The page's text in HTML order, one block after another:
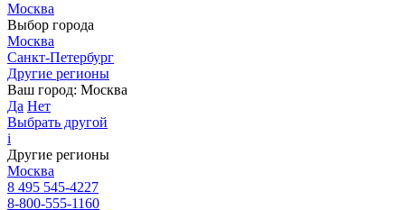
Москва
Выбор города
Москва
Санкт-Петербург
Другие регионы
Ваш город: Москва
Да Нет
Выбрать другой
i
Другие регионы
Москва
8 495 545-4227
8-800-555-1160